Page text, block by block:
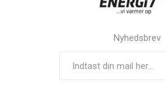
Nyhedsbrev